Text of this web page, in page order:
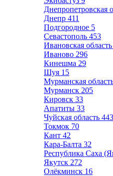
Днепропетровская
Днепр 411
Подгородное 5
Севастополь 453
Ивановская область
Иваново 296
Кинешма 29
Шуя 15
Мурманская
Мурманск 205
Кировск 33
Апатиты 33
Чуйская область 443
Токмок 70
Кант 42
Кара-Балта 32
Республика Саха
Якутск 272
Олёкминск 16